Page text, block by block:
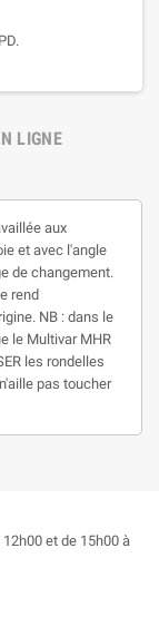
LIGNE
aux
et avec l'angle
de changement.
rend
NB : dans le
le Multivar MHR
les rondelles
pas toucher
et de 15h00 à